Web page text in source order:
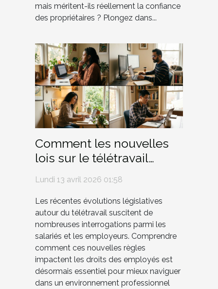
mais méritent-ils réellement la confiance
des propriétaires ? Plongez dans...
Comment les nouvelles
lois sur le télétravail
droits des employés ?
Lundi 13 avril 2026 01:58
Les récentes évolutions législatives
autour du télétravail suscitent de
nombreuses interrogations parmi les
salariés et les employeurs. Comprendre
comment ces nouvelles règles
impactent les droits des employés est
désormais essentiel pour mieux naviguer
dans un environnement professionnel